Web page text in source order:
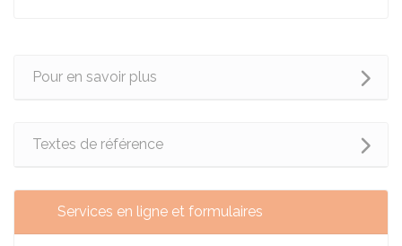
Pour en savoir plus
Textes de référence
Services en ligne et formulaires